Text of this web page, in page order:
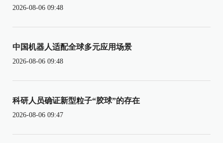
2026-08-06 09:48
中国机器人适配全球多元应用场景
2026-08-06 09:48
科研人员确证新型粒子“胶球”的存在
2026-08-06 09:47